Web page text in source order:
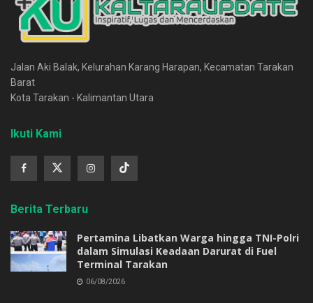
Jalan Aki Balak, Kelurahan Karang Harapan, Kecamatan Tarakan
Barat
Kota Tarakan - Kalimantan Utara
Ikuti Kami
Berita Terbaru
Pertamina Libatkan Warga hingga TNI-Polri
dalam Simulasi Keadaan Darurat di Fuel
Terminal Tarakan
06/08/2026